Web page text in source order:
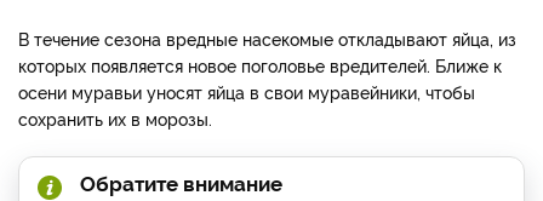
В течение сезона вредные насекомые откладывают яйца, из
которых появляется новое поголовье вредителей. Ближе к
осени муравьи уносят яйца в свои муравейники, чтобы
сохранить их в морозы.
Обратите внимание